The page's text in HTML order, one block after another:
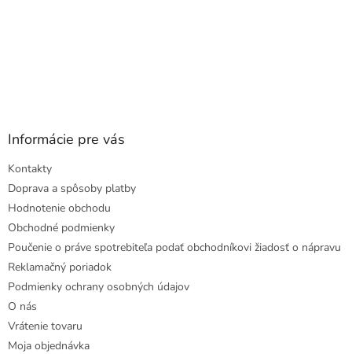
Informácie pre vás
Kontakty
Doprava a spôsoby platby
Hodnotenie obchodu
Obchodné podmienky
Poučenie o práve spotrebiteľa podať obchodníkovi žiadosť o nápravu
Reklamačný poriadok
Podmienky ochrany osobných údajov
O nás
Vrátenie tovaru
Moja objednávka